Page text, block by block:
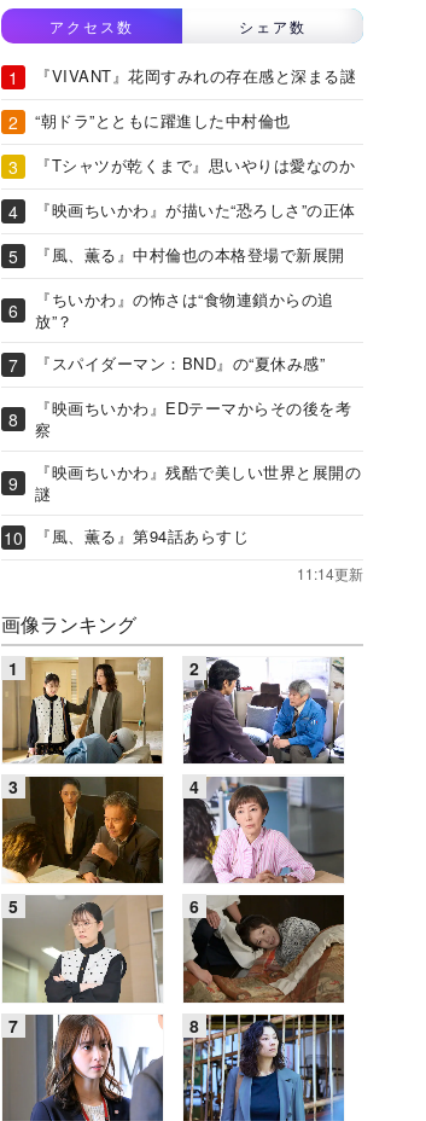
アクセス数 シェア数
『VIVANT』花岡すみれの存在感と深まる謎
“朝ドラ”とともに躍進した中村倫也
『Tシャツが乾くまで』思いやりは愛なのか
『映画ちいかわ』が描いた“恐ろしさ”の正体
『風、薫る』中村倫也の本格登場で新展開
『ちいかわ』の怖さは“食物連鎖からの追
放”？
『スパイダーマン：BND』の“夏休み感”
『映画ちいかわ』EDテーマからその後を考
察
『映画ちいかわ』残酷で美しい世界と展開の
謎
『風、薫る』第94話あらすじ
11:14更新
画像ランキング